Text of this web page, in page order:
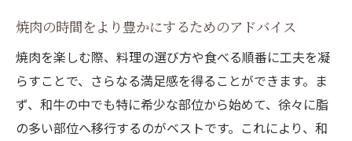
焼肉の時間をより豊かにするためのアドバイス
焼肉を楽しむ際、料理の選び方や食べる順番に工夫を凝
らすことで、さらなる満足感を得ることができます。ま
ず、和牛の中でも特に希少な部位から始めて、徐々に脂
の多い部位へ移行するのがベストです。これにより、和